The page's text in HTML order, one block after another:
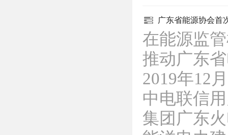
广东省能源协会首
在能源监
推动广东
2019年12
中电联信
集团广东